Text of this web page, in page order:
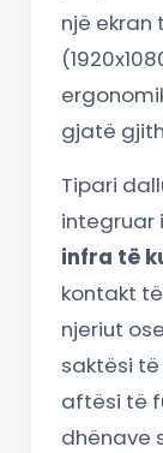
një ekran
gjatë
Tipari
integruar i
infra të
kontakt
njeriut
saktësi të
aftësi të
dhënave